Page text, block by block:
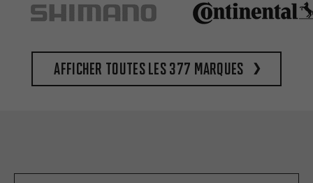
Afficher toutes les 377 marques